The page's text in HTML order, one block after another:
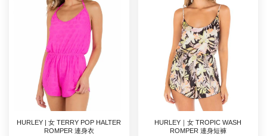
HURLEY | 女 TERRY POP HALTER
ROMPER 連身衣
HURLEY｜女 TROPIC WASH
ROMPER 連身短褲